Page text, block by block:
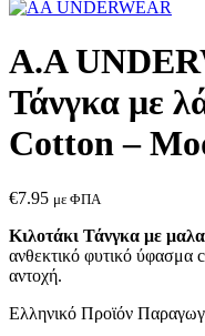
Α.A
Τάνγκα με
Cotton –
€7.95 με ΦΠΑ
Κιλοτάκι Τάνγκα με
ανθεκτικό φυτικό ύφασμα
αντοχή.
Ελληνικό Προϊόν